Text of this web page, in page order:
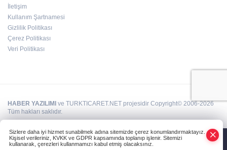
İletişim
Kullanım Şartnamesi
Gizlilik Politikası
Çerez Politikası
Veri Politikası
HABER YAZILIMI ve TURKTICARET.NET projesidir Copyright© 2006-2026
Tüm hakları saklıdır.
Sizlere daha iyi hizmet sunabilmek adına sitemizde çerez konumlandırmaktayız.
Kişisel verileriniz, KVKK ve GDPR kapsamında toplanıp işlenir. Sitemizi
kullanarak, çerezleri kullanmamızı kabul etmiş olacaksınız.